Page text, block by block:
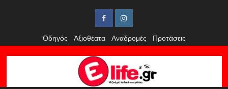
FacebookInstagram
Οδηγός
Αξιοθέατα Αναδρομές Προτάσεις